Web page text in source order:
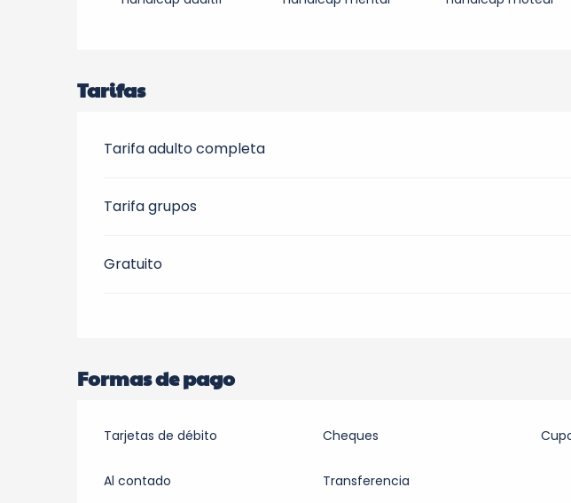
Tarifas
Tarifa adulto completa
Tarifa grupos
Gratuito
Formas de pago
Tarjetas de débito Cheques
Al contado Transferencia